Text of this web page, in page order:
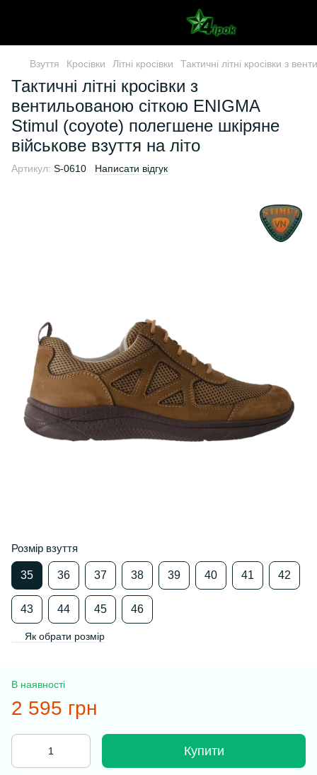
Взуття Кросівки Літні кросівки Тактичні літні кросівки з
Тактичні літні кросівки з
вентильованою сіткою ENIGMA
Stimul (coyote) полегшене шкіряне
військове взуття на літо
Артикул: S-0610 Написати відгук
Розмір взуття
35 36 37 38 39 40 41 42
43 44 45 46
Як обрати розмір
В наявності
2 595 грн
Купити